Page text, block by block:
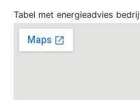
Tabel met energieadvies